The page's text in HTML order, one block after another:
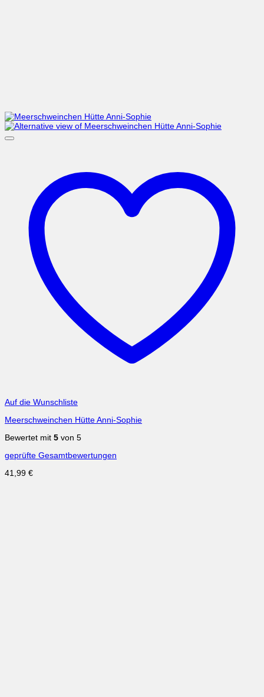
Auf die Wunschliste
Meerschweinchen Hütte Anni-Sophie
Bewertet mit 5 von 5
geprüfte Gesamtbewertungen
41,99 €